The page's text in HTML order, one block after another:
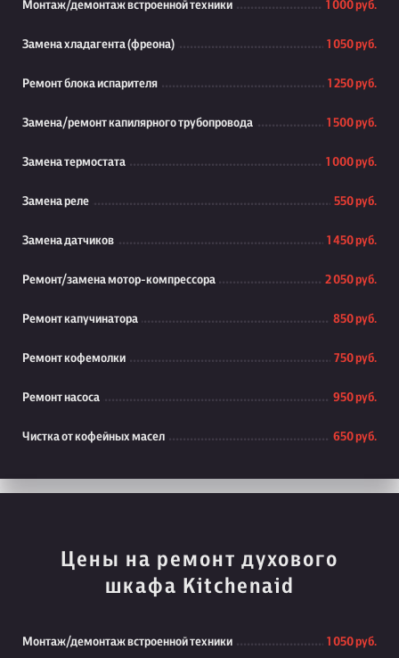
Монтаж/демонтаж встроенной техники 1 000 руб.
Замена хладагента (фреона) 1 050 руб.
Ремонт блока испарителя 1 250 руб.
Замена/ремонт капилярного трубопровода 1 500 руб.
Замена термостата 1 000 руб.
Замена реле 550 руб.
Замена датчиков 1 450 руб.
Ремонт/замена мотор-компрессора 2 050 руб.
Ремонт капучинатора 850 руб.
Ремонт кофемолки 750 руб.
Ремонт насоса 950 руб.
Чистка от кофейных масел 650 руб.
Цены на ремонт духового
шкафа Kitchenaid
Монтаж/демонтаж встроенной техники 1 050 руб.